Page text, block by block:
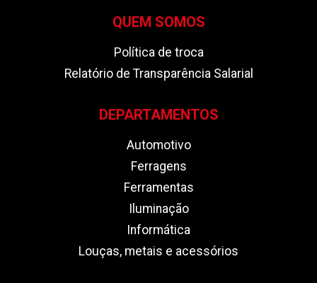
QUEM SOMOS
Política de troca
Relatório de Transparência Salarial
DEPARTAMENTOS
Automotivo
Ferragens
Ferramentas
Iluminação
Informática
Louças, metais e acessórios